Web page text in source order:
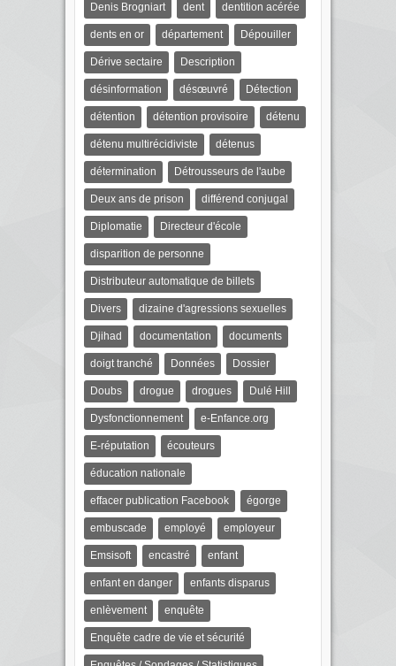
Denis Brogniart dent dentition acérée
dents en or département Dépouiller
Dérive sectaire Description
désinformation désœuvré Détection
détention détention provisoire détenu
détenu multirécidiviste détenus
détermination Détrousseurs de l'aube
Deux ans de prison différend conjugal
Diplomatie Directeur d'école
disparition de personne
Distributeur automatique de billets
Divers dizaine d'agressions sexuelles
Djihad documentation documents
doigt tranché Données Dossier
Doubs drogue drogues Dulé Hill
Dysfonctionnement e-Enfance.org
E-réputation écouteurs
éducation nationale
effacer publication Facebook égorge
embuscade employé employeur
Emsisoft encastré enfant
enfant en danger enfants disparus
enlèvement enquête
Enquête cadre de vie et sécurité